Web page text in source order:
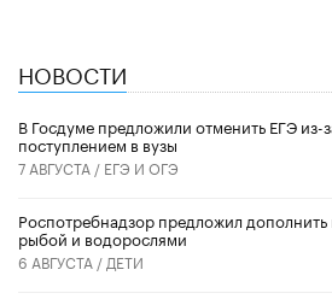
НОВОСТИ
В Госдуме предложили отменить ЕГЭ из-
поступлением в вузы
7 АВГУСТА / ЕГЭ И ОГЭ
Роспотребнадзор предложил
рыбой и водорослями
6 АВГУСТА / ДЕТИ